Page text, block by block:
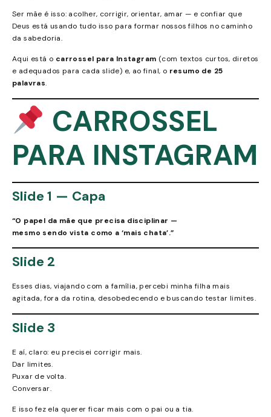
Ser mãe é isso: acolher, corrigir, orientar, amar — e confiar que
Deus está usando tudo isso para formar nossos filhos no caminho
da sabedoria.
Aqui está o carrossel para Instagram (com textos curtos, diretos
e adequados para cada slide) e, ao final, o resumo de 25
palavras.
CARROSSEL
PARA INSTAGRAM
Slide 1 — Capa
“O papel da mãe que precisa disciplinar —
mesmo sendo vista como a ‘mais chata’.”
Slide 2
Esses dias, viajando com a família, percebi minha filha mais
agitada, fora da rotina, desobedecendo e buscando testar limites.
Slide 3
E aí, claro: eu precisei corrigir mais.
Dar limites.
Puxar de volta.
Conversar.
E isso fez ela querer ficar mais com o pai ou a tia.